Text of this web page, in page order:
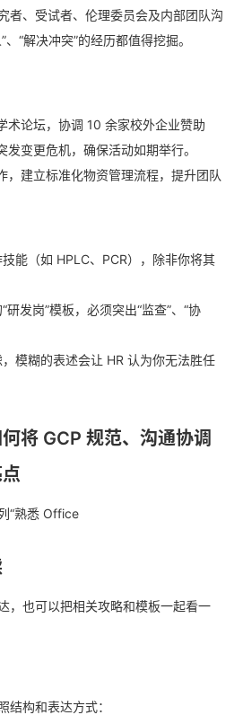
者、受试者、伦理委员会及内部团队沟
“解决冲突”的经历都值得挖掘。
术论坛，协调 10 余家校外企业赞助
发变更危机，确保活动如期举行。
，建立标准化物资管理流程，提升团队
能（如 HPLC、PCR），除非你将其
研发岗”模板，必须突出“监查”、“协
模糊的表述会让 HR 认为你无法胜任
将 GCP 规范、沟通协调
“熟悉 Office
，也可以把相关攻略和模板一起看一
结构和表达方式：